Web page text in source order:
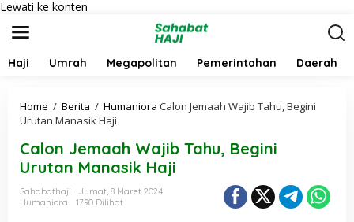
Lewati ke konten
Haji Umrah Megapolitan Pemerintahan Daerah
Home / Berita / Humaniora Calon Jemaah Wajib Tahu, Begini
Urutan Manasik Haji
Calon Jemaah Wajib Tahu, Begini
Urutan Manasik Haji
Sahabathaji
Jumat, 8 Maret 2024
Humaniora
1790 Dilihat